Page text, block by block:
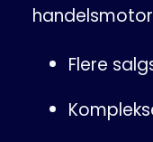
Flere
K